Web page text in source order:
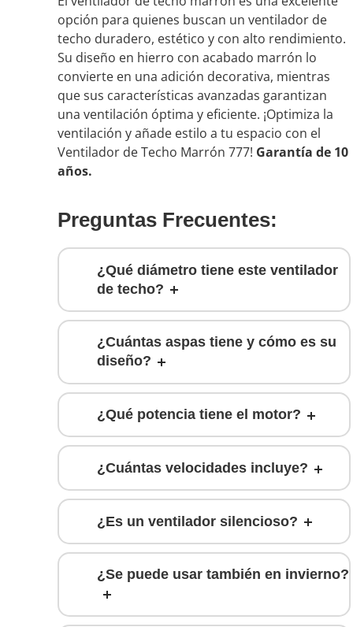
opción para quienes buscan un ventilador de
techo duradero, estético y con alto rendimiento.
Su diseño en hierro con acabado marrón lo
convierte en una adición decorativa, mientras
que sus características avanzadas garantizan
una ventilación óptima y eficiente. ¡Optimiza la
ventilación y añade estilo a tu espacio con el
Ventilador de Techo Marrón 777! Garantía de 10
años.
Preguntas Frecuentes:
¿Qué diámetro tiene este ventilador
de techo?
¿Cuántas aspas tiene y cómo es su
diseño?
¿Qué potencia tiene el motor?
¿Cuántas velocidades incluye?
¿Es un ventilador silencioso?
¿Se puede usar también en invierno?